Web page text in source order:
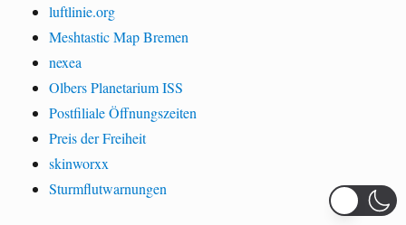
luftlinie.org
Meshtastic Map Bremen
nexea
Olbers Planetarium ISS
Postfiliale Öffnungszeiten
Preis der Freiheit
skinworxx
Sturmflutwarnungen